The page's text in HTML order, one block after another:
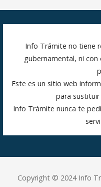
entradas
Info Trámite no tiene
gubernamental, ni
Este es un sitio web
para sustituir
Info Trámite nunca te
Copyright © 2024 Info